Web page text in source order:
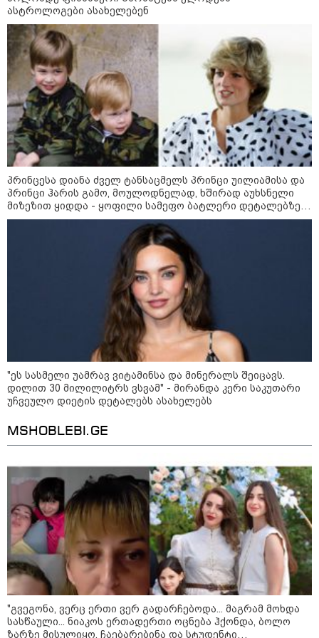
09:36 / 08-08-2026
"ბავშვობიდან ასე ვარ..
ფანატიკურად ვარ შეყვარებული
საქართველოზე" - გაიცანით
მარტინ გუიმჯიანი, ქართულ
ენასა და საქართველოზე
შეყვარებული სომეხი ბიჭი
23:15 / 07-08-2026
ამოუცნობი ანომალიური
მოვლენები - ტრამპის
ადმინისტრაციამ “UFO”- ს
ფაილების მორიგი პაკეტი
გამოაქვეყნა
22:30 / 07-08-2026
ინტერნეტში ამაღელვებელი
კადრები ვრცელდება - როგორ
გადაარჩინა 56 წლის კაცმა
ბავშვები აბობოქრებულ ზღვაში
დახრჩობას
კატეგორიის ყველა სიახლე
"გონებაში ვალაგებდი, ეს ამბავი
პირველად ვისთვის მეთქვა, ვის
უნდა ჩავექოლე“
"ძალიან მძიმეა ჩემთვის ის, რაც
ახლა გითხარით“
ასტროლოგები ასახელებენ
პრინცესა დიანა ძველ ტანსაცმელს პრინცი უილიამისა და
პრინცი ჰარის გამო, მოულოდნელად, ხშირად აუხსნელი
მიზეზით ყიდდა - ყოფილი სამეფო ბატლერი დეტალებზე
საკუთარ წიგნში საუბრობს
"ეს სასმელი უამრავ ვიტამინსა და მინერალს შეიცავს.
დილით 30 მილილიტრს ვსვამ" - მირანდა კერი საკუთარი
უჩვეულო დიეტის დეტალებს ასახელებს
MSHOBLEBI.GE
"გვეგონა, ვერც ერთი ვერ გადარჩებოდა... მაგრამ მოხდა
სასწაული... ნიაკოს ერთადერთი ოცნება ჰქონდა, ბოლო
ზარზე მისულიყო, ჩაებარებინა და სტუდენტი